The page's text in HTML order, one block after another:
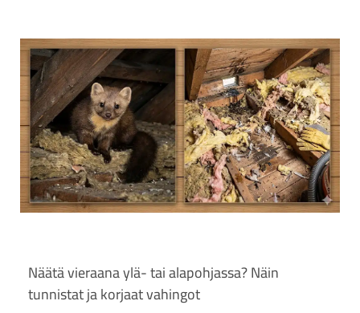
Näätä vieraana ylä- tai alapohjassa? Näin
tunnistat ja korjaat vahingot